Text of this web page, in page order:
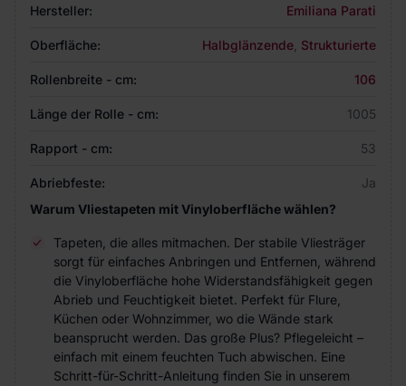
Hersteller: Emiliana Parati
Oberfläche: Halbglänzende Strukturierte
Rollenbreite - cm: 106
Länge der Rolle - cm: 1005
Rapport - cm: 53
Abriebfeste:
Ja
Warum Vliestapeten mit Vinyloberfläche wählen?
Tapeten, die alles mitmachen. Der stabile Vliesträger
sorgt für einfaches Anbringen und Entfernen, während
die Vinyloberfläche hohe Widerstandsfähigkeit gegen
Abrieb und Feuchtigkeit bietet. Perfekt für Flure,
Küchen oder Wohnzimmer, wo die Wände stark
beansprucht werden. Das große Plus? Pflegeleicht –
einfach mit einem feuchten Tuch abwischen. Eine
Schritt-für-Schritt-Anleitung finden Sie in unserem